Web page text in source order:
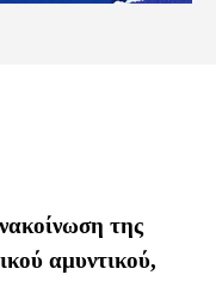
της
αμυντικού,